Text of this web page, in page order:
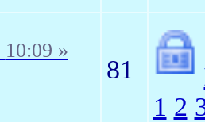
10:09 »
81
1 2